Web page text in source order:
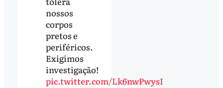
nossos
corpos
pretos e
periféricos.
Exigimos
investigação!
pic.twitter.com/Lk6nwPwysI